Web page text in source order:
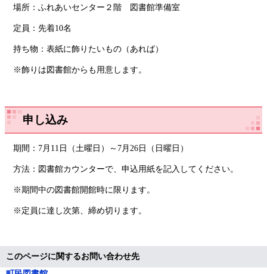
場所：ふれあいセンター２階 図書館準備室
定員：先着10名
持ち物：表紙に飾りたいもの（あれば）
※飾りは図書館からも用意します。
申し込み
期間：7月11日（土曜日）～7月26日（日曜日）
方法：図書館カウンターで、申込用紙を記入してください。
※期間中の図書館開館時に限ります。
※定員に達し次第、締め切ります。
このページに関するお問い合わせ先